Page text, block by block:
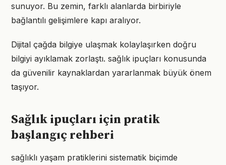
sunuyor. Bu zemin, farklı alanlarda birbiriyle
bağlantılı gelişimlere kapı aralıyor.
Dijital çağda bilgiye ulaşmak kolaylaşırken doğru
bilgiyi ayıklamak zorlaştı. sağlık ipuçları konusunda
da güvenilir kaynaklardan yararlanmak büyük önem
taşıyor.
Sağlık ipuçları için pratik
başlangıç rehberi
sağlıklı yaşam pratiklerini sistematik biçimde